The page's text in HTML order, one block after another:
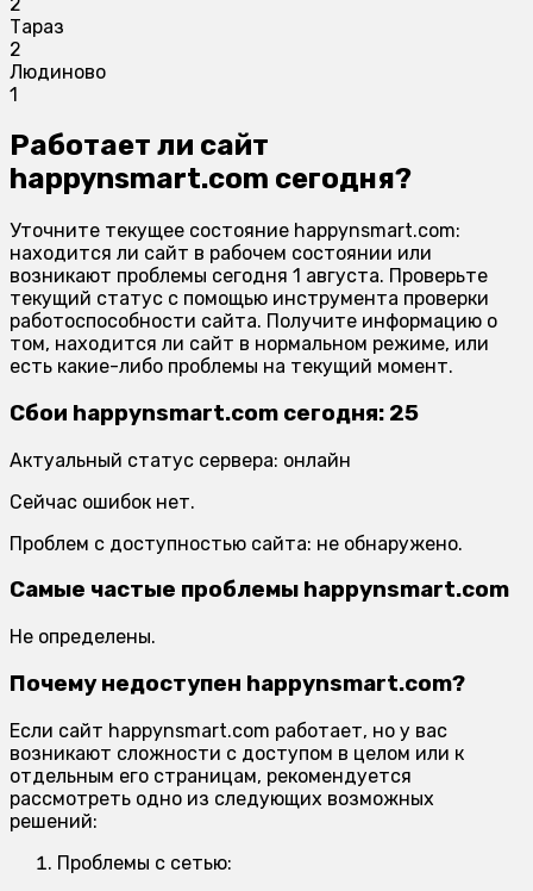
Тараз
2
Людиново
1
Работает ли сайт
happynsmart.com сегодня?
Уточните текущее состояние happynsmart.com:
находится ли сайт в рабочем состоянии или
возникают проблемы сегодня 1 августа. Проверьте
текущий статус с помощью инструмента проверки
работоспособности сайта. Получите информацию о
том, находится ли сайт в нормальном режиме, или
есть какие-либо проблемы на текущий момент.
Сбои happynsmart.com сегодня: 25
Актуальный статус сервера: онлайн
Сейчас ошибок нет.
Проблем с доступностью сайта: не обнаружено.
Самые частые проблемы happynsmart.com
Не определены.
Почему недоступен happynsmart.com?
Если сайт happynsmart.com работает, но у вас
возникают сложности с доступом в целом или к
отдельным его страницам, рекомендуется
рассмотреть одно из следующих возможных
решений:
Проблемы с сетью: